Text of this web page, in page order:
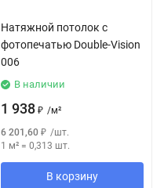
Натяжной потолок с
фотопечатью Double-Vision
006
В наличии
1 938 ₽ /м²
6 201,60 ₽ /шт.
1 м² = 0,313 шт.
В корзину